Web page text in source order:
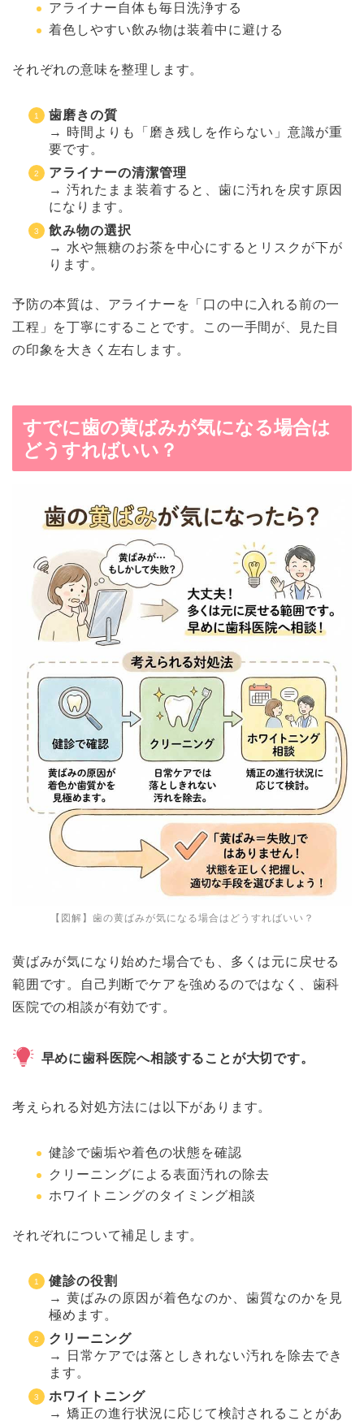
アライナー自体も毎日洗浄する
着色しやすい飲み物は装着中に避ける
それぞれの意味を整理します。
歯磨きの質
→ 時間よりも「磨き残しを作らない」意識が重
要です。
アライナーの清潔管理
→ 汚れたまま装着すると、歯に汚れを戻す原因
になります。
飲み物の選択
→ 水や無糖のお茶を中心にするとリスクが下が
ります。
予防の本質は、アライナーを「口の中に入れる前の一
工程」を丁寧にすることです。この一手間が、見た目
の印象を大きく左右します。
すでに歯の黄ばみが気になる場合は
どうすればいい？
【図解】歯の黄ばみが気になる場合はどうすればいい？
黄ばみが気になり始めた場合でも、多くは元に戻せる
範囲です。自己判断でケアを強めるのではなく、歯科
医院での相談が有効です。
早めに歯科医院へ相談することが大切です。
考えられる対処方法には以下があります。
健診で歯垢や着色の状態を確認
クリーニングによる表面汚れの除去
ホワイトニングのタイミング相談
それぞれについて補足します。
健診の役割
→ 黄ばみの原因が着色なのか、歯質なのかを見
極めます。
クリーニング
→ 日常ケアでは落としきれない汚れを除去でき
ます。
ホワイトニング
→ 矯正の進行状況に応じて検討されることがあ